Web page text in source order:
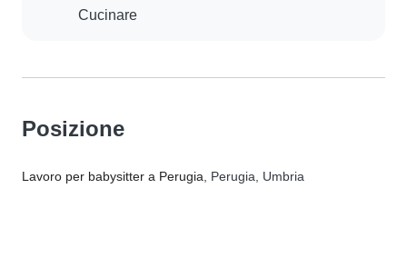
Cucinare
Posizione
Lavoro per babysitter a Perugia , Perugia, Umbria